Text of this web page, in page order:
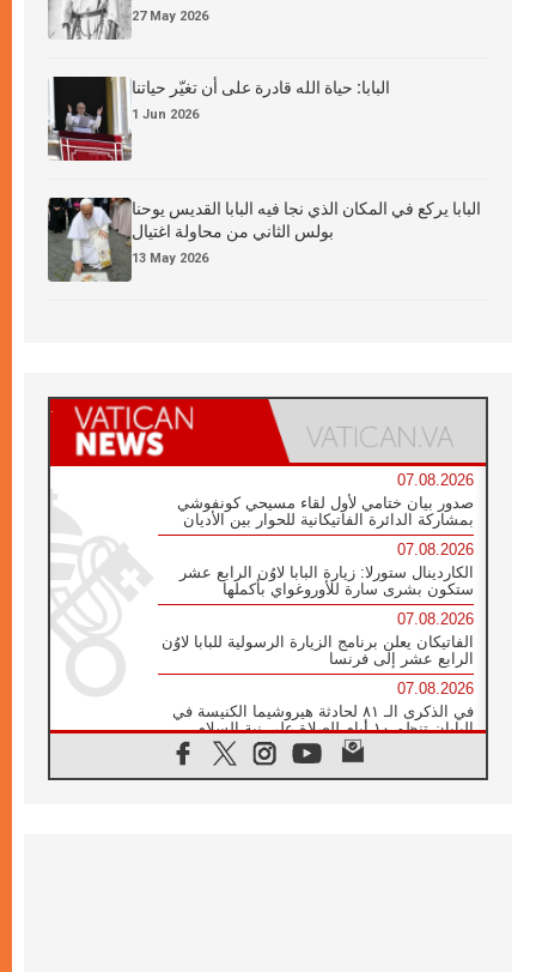
27 May 2026
البابا: حياة الله قادرة على أن تغيّر حياتنا
1 Jun 2026
البابا يركع في المكان الذي نجا فيه البابا القديس يوحنا
بولس الثاني من محاولة اغتيال
13 May 2026
07.08.2026
صدور بيان ختامي لأول لقاء مسيحي كونفوشي
بمشاركة الدائرة الفاتيكانية للحوار بين الأديان
07.08.2026
الكاردينال ستورلا: زيارة البابا لاوُن الرابع عشر
ستكون بشرى سارة للأوروغواي بأكملها
07.08.2026
الفاتيكان يعلن برنامج الزيارة الرسولية للبابا لاوُن
الرابع عشر إلى فرنسا
07.08.2026
في الذكرى الـ ٨١ لحادثة هيروشيما الكنيسة في
اليابان تنظم ١٠ أيام للصلاة على نية السلام
الكنيسة في الأوروغواي: زيارة البابا ستعزز